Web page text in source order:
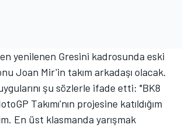
yenilenen Gresini kadrosunda eski
Joan Mir'in takım arkadaşı olacak.
şu sözlerle ifade etti: "BK8
Takımı'nın projesine katıldığım
En üst klasmanda yarışmak